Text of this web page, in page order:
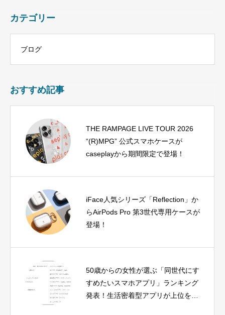
カテゴリー
ブログ
おすすめ記事
THE RAMPAGE LIVE TOUR 2026
“(R)MPG” 公式スマホケースが
caseplayから期間限定で登場！
iFace人気シリーズ「Reflection」か
らAirPods Pro 第3世代専用ケースが
登場！
50歳からの女性が選ぶ「同世代にす
すめたいスマホアプリ」ランキング
発表！生活密着型アプリが上位を独